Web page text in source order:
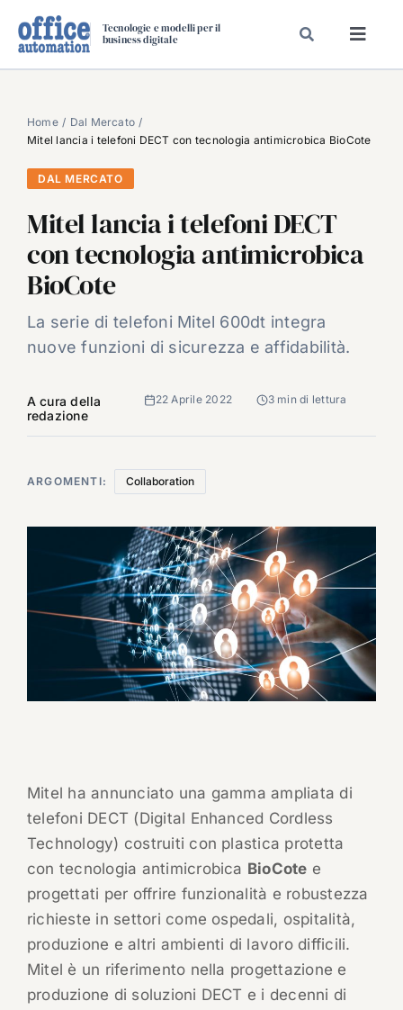
Tecnologie e modelli per il
business digitale
SPECIAL PAPER
DAL MERCATO
CARRIERE
VIDEO
EVENTI
CHI SIAMO
Home
Dal Mercato
Mitel lancia i telefoni DECT con tecnologia antimicrobica BioCote
DAL MERCATO
Mitel lancia i telefoni DECT
con tecnologia antimicrobica
BioCote
La serie di telefoni Mitel 600dt integra
nuove funzioni di sicurezza e affidabilità.
A cura della
redazione
22 Aprile 2022 3 min di lettura
ARGOMENTI: Collaboration
Mitel ha annunciato una gamma ampliata di
telefoni DECT (Digital Enhanced Cordless
Technology) costruiti con plastica protetta
con tecnologia antimicrobica BioCote e
progettati per offrire funzionalità e robustezza
richieste in settori come ospedali, ospitalità,
produzione e altri ambienti di lavoro difficili.
Mitel è un riferimento nella progettazione e
produzione di soluzioni DECT e i decenni di